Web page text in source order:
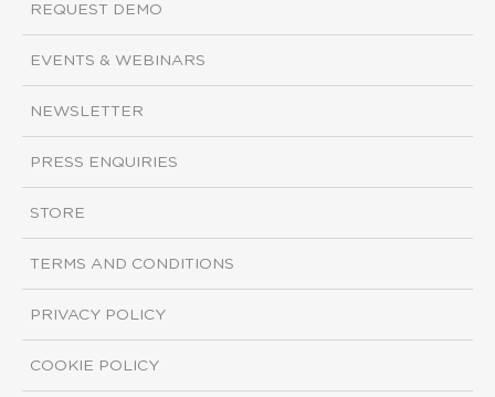
REQUEST DEMO
EVENTS & WEBINARS
NEWSLETTER
PRESS ENQUIRIES
STORE
TERMS AND CONDITIONS
PRIVACY POLICY
COOKIE POLICY